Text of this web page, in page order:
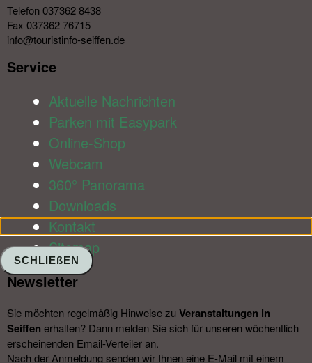
Telefon 037362 8438
Fax 037362 76715
info@touristinfo-seiffen.de
Service​
Aktuelle Nachrichten
Parken mit Easypark
Online-Shop
Webcam
360° Panorama
Downloads
Kontakt
Sitemap
Newsletter​
Sie möchten regelmäßig Hinweise zu Veranstal­tungen in
Seiffen erhalten? Dann melden Sie sich für unseren wöchentlich
erscheinenden Email-Verteiler an.
Nach der Anmeldung senden wir Ihnen eine E-Mail mit einem
SCHLIEßEN